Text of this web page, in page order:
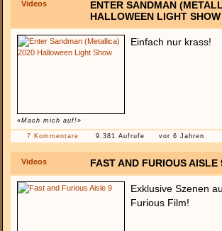
Videos
ENTER SANDMAN
HALLOWEEN LIGHT SHOW
«Mach mich auf!»
Einfach nur krass!
7 Kommentare 9.381 Aufrufe vor 6 Jahren
Videos FAST AND FURIOUS AISLE
Exklusive Szenen
Furious Film!